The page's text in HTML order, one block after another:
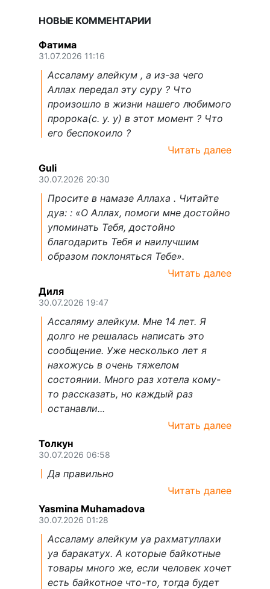
НОВЫЕ КОММЕНТАРИИ
Фатима
31.07.2026 11:16
Ассаламу алейкум , а из-за чего
Аллах передал эту суру ? Что
произошло в жизни нашего любимого
пророка(с. у. у) в этот момент ? Что
его беспокоило ?
Читать далее
Guli
30.07.2026 20:30
Просите в намазе Аллаха . Читайте
дуа: : «О Аллах, помоги мне достойно
упоминать Тебя, достойно
благодарить Тебя и наилучшим
образом поклоняться Тебе».
Читать далее
Диля
30.07.2026 19:47
Ассаляму алейкум. Мне 14 лет. Я
долго не решалась написать это
сообщение. Уже несколько лет я
нахожусь в очень тяжелом
состоянии. Много раз хотела кому-
то рассказать, но каждый раз
останавли...
Читать далее
Толкун
30.07.2026 06:58
Да правильно
Читать далее
Yasmina Muhamadova
30.07.2026 01:28
Ассаламу алейкум уа рахматуллахи
уа баракатух. А которые байкотные
товары много же, если человек хочет
есть байкотное что-то, тогда будет